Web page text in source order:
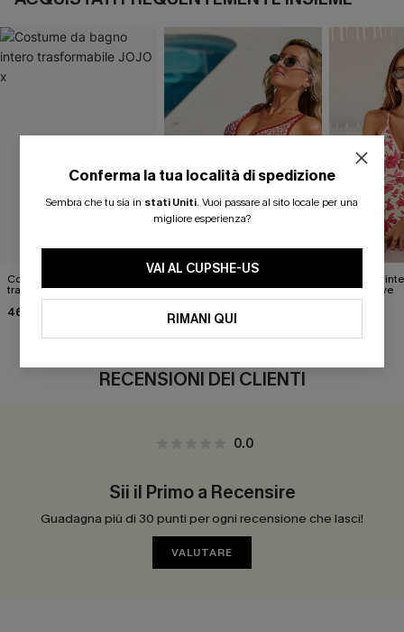
Costume da bagno intero
trasformabile JOJO x
46,00 €
"Guilty Pleasure"
36,00 €40,00 €
Costume
of Self-Love
RECENSIONI DEI CLIENTI
0.0
Sii il Primo a Recensire
Guadagna più di 30 punti per ogni recensione che lasci!
VALUTARE
Conferma la tua località di spedizione
Sembra che tu sia in stati Uniti. Vuoi passare al sito locale per una
migliore esperienza?
VAI AL CUPSHE-US
RIMANI QUI